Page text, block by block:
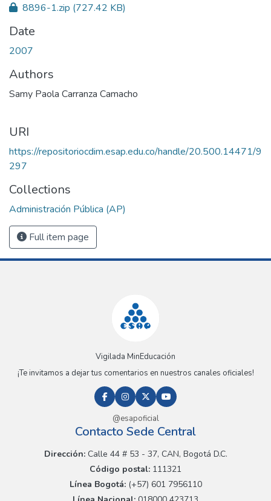
8896-1.zip (727.42 KB)
Date
2007
Authors
Samy Paola Carranza Camacho
URI
https://repositoriocdim.esap.edu.co/handle/20.500.14471/9
297
Collections
Administración Pública (AP)
Full item page
Vigilada MinEducación
¡Te invitamos a dejar tus comentarios en nuestros canales oficiales!
@esapoficial
Contacto Sede Central
Dirección:Calle 44 # 53 - 37, CAN, Bogotá D.C.
Código postal: 111321
Línea Bogotá:(+57) 601 7956110